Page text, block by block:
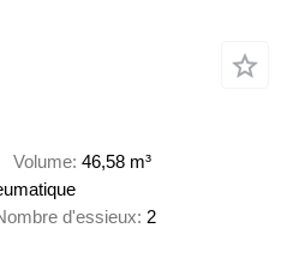
Volume 46,58 m³
d'essieux 2